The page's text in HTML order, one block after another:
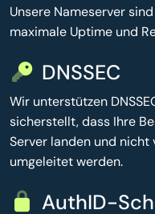
Unsere Nameserver
maximale Uptime und
DNSSEC
Wir unterstützen
sicherstellt, dass Ihre
Server landen und
umgeleitet werden.
AuthID-